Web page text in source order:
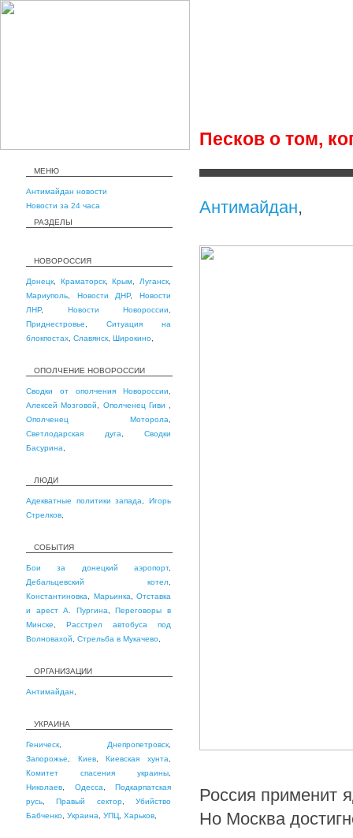
Песков о том,
МЕНЮ
Антимайдан новости
Новости за 24 часа
РАЗДЕЛЫ
НОВОРОССИЯ
Донецк Краматорск,Крым Луганск
Мариуполь
Новости ДНР,Новости
ЛНР, Новости Новороссии
Приднестровье
Ситуация на
блокпостах Славянск Широкино
ОПОЛЧЕНИЕ НОВОРОССИИ
Сводки от ополчения Новороссии
Алексей Мозговой
Ополченец Гиви
Ополченец Моторола
Светлодарская дуга
Сводки
Басурина
ЛЮДИ
Адекватные политики запада ,Игорь
Стрелков
СОБЫТИЯ
Бои за донецкий аэропорт,
Дебальцевский котел
Константиновка
Марьинка
Отставка
и арест А. Пургина ,Переговоры в
Минске
Расстрел автобуса под
Волновахой
Стрельба в Мукачево
ОРГАНИЗАЦИИ
Антимайдан
УКРАИНА
Геническ Днепропетровск
Запорожье
Киев,Киевская хунта
Комитет спасения украины
Николаев
Одесса
Подкарпатская
русь ,Правый сектор,Убийство
Бабченко Украина УПЦ Харьков
Антимайдан,
Россия применит
Но Москва